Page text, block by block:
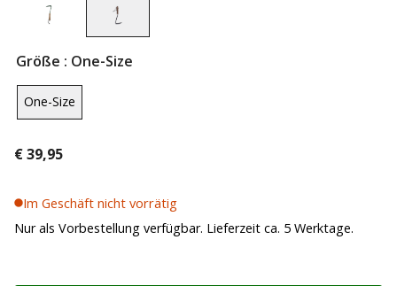
Größe : One-Size
One-Size
€39,95
Im Geschäft nicht vorrätig
Nur als Vorbestellung verfügbar. Lieferzeit ca. 5 Werktage.